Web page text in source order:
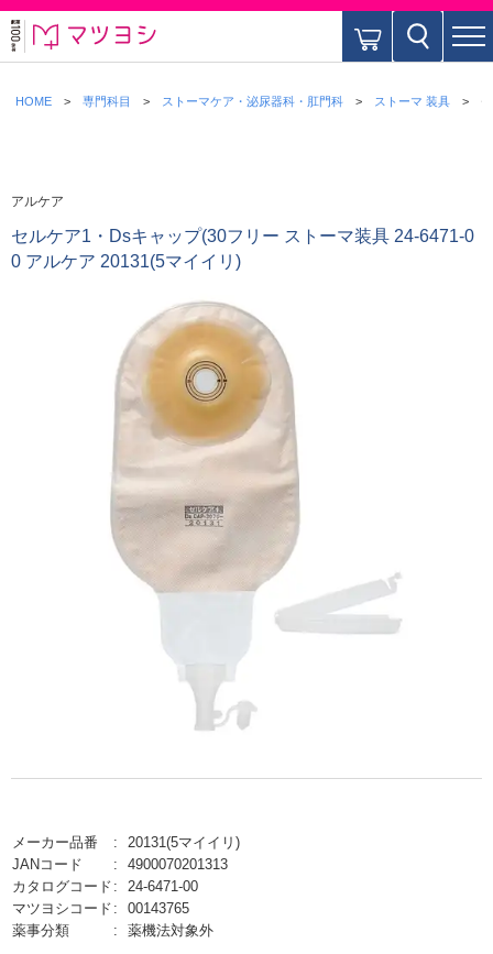
HOME 専門科目 ストーマケア・泌尿器科・肛門科 ストーマ 装具
アルケア
セルケア1・Dsキャップ(30フリー ストーマ装具 24-6471-0
0 アルケア 20131(5マイイリ)
メーカー品番
20131(5マイイリ)
JANコード
4900070201313
カタログコード
24-6471-00
マツヨシコード
00143765
薬事分類
薬機法対象外